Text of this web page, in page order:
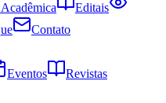
Editais
Contato
Eventos
Revistas